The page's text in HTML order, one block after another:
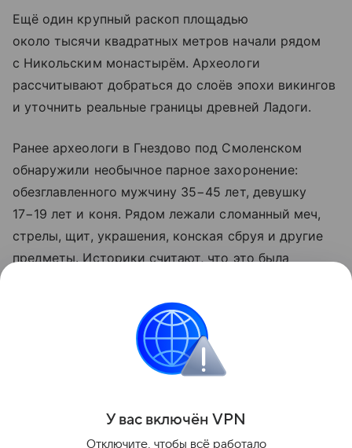
Ещё один крупный раскоп площадью
около тысячи квадратных метров начали рядом
с Никольским монастырём. Археологи
рассчитывают добраться до слоёв эпохи викингов
и уточнить реальные границы древней Ладоги.
Ранее археологи в Гнездово под Смоленском
обнаружили необычное парное захоронение:
обезглавленного мужчину 35−45 лет, девушку
17−19 лет и коня. Рядом лежали сломанный меч,
стрелы, щит, украшения, конская сбруя и другие
предметы. Историки считают, что это была
Больше актуальных событий в режиме реального
времени — читайте в разделе «Последние
Поделиться
У вас включён VPN
Отключите, чтобы всё работало